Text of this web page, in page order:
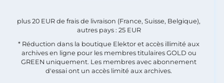
plus 20 EUR de frais de livraison (France, Suisse, Belgique),
autres pays : 25 EUR
* Réduction dans la boutique Elektor et accès illimité aux
archives en ligne pour les membres titulaires GOLD ou
GREEN uniquement. Les membres avec abonnement
d'essai ont un accès limité aux archives.